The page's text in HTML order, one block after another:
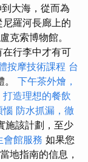
大海，從而為
羅河長廊上的
克索博物館。
行李中才有可
按摩技術課程 台
。 下午茶外燴，
造理想的餐飲
惱 防水抓漏，徹
施該計劃，至少
會館服務 如果您
地指南的信息，